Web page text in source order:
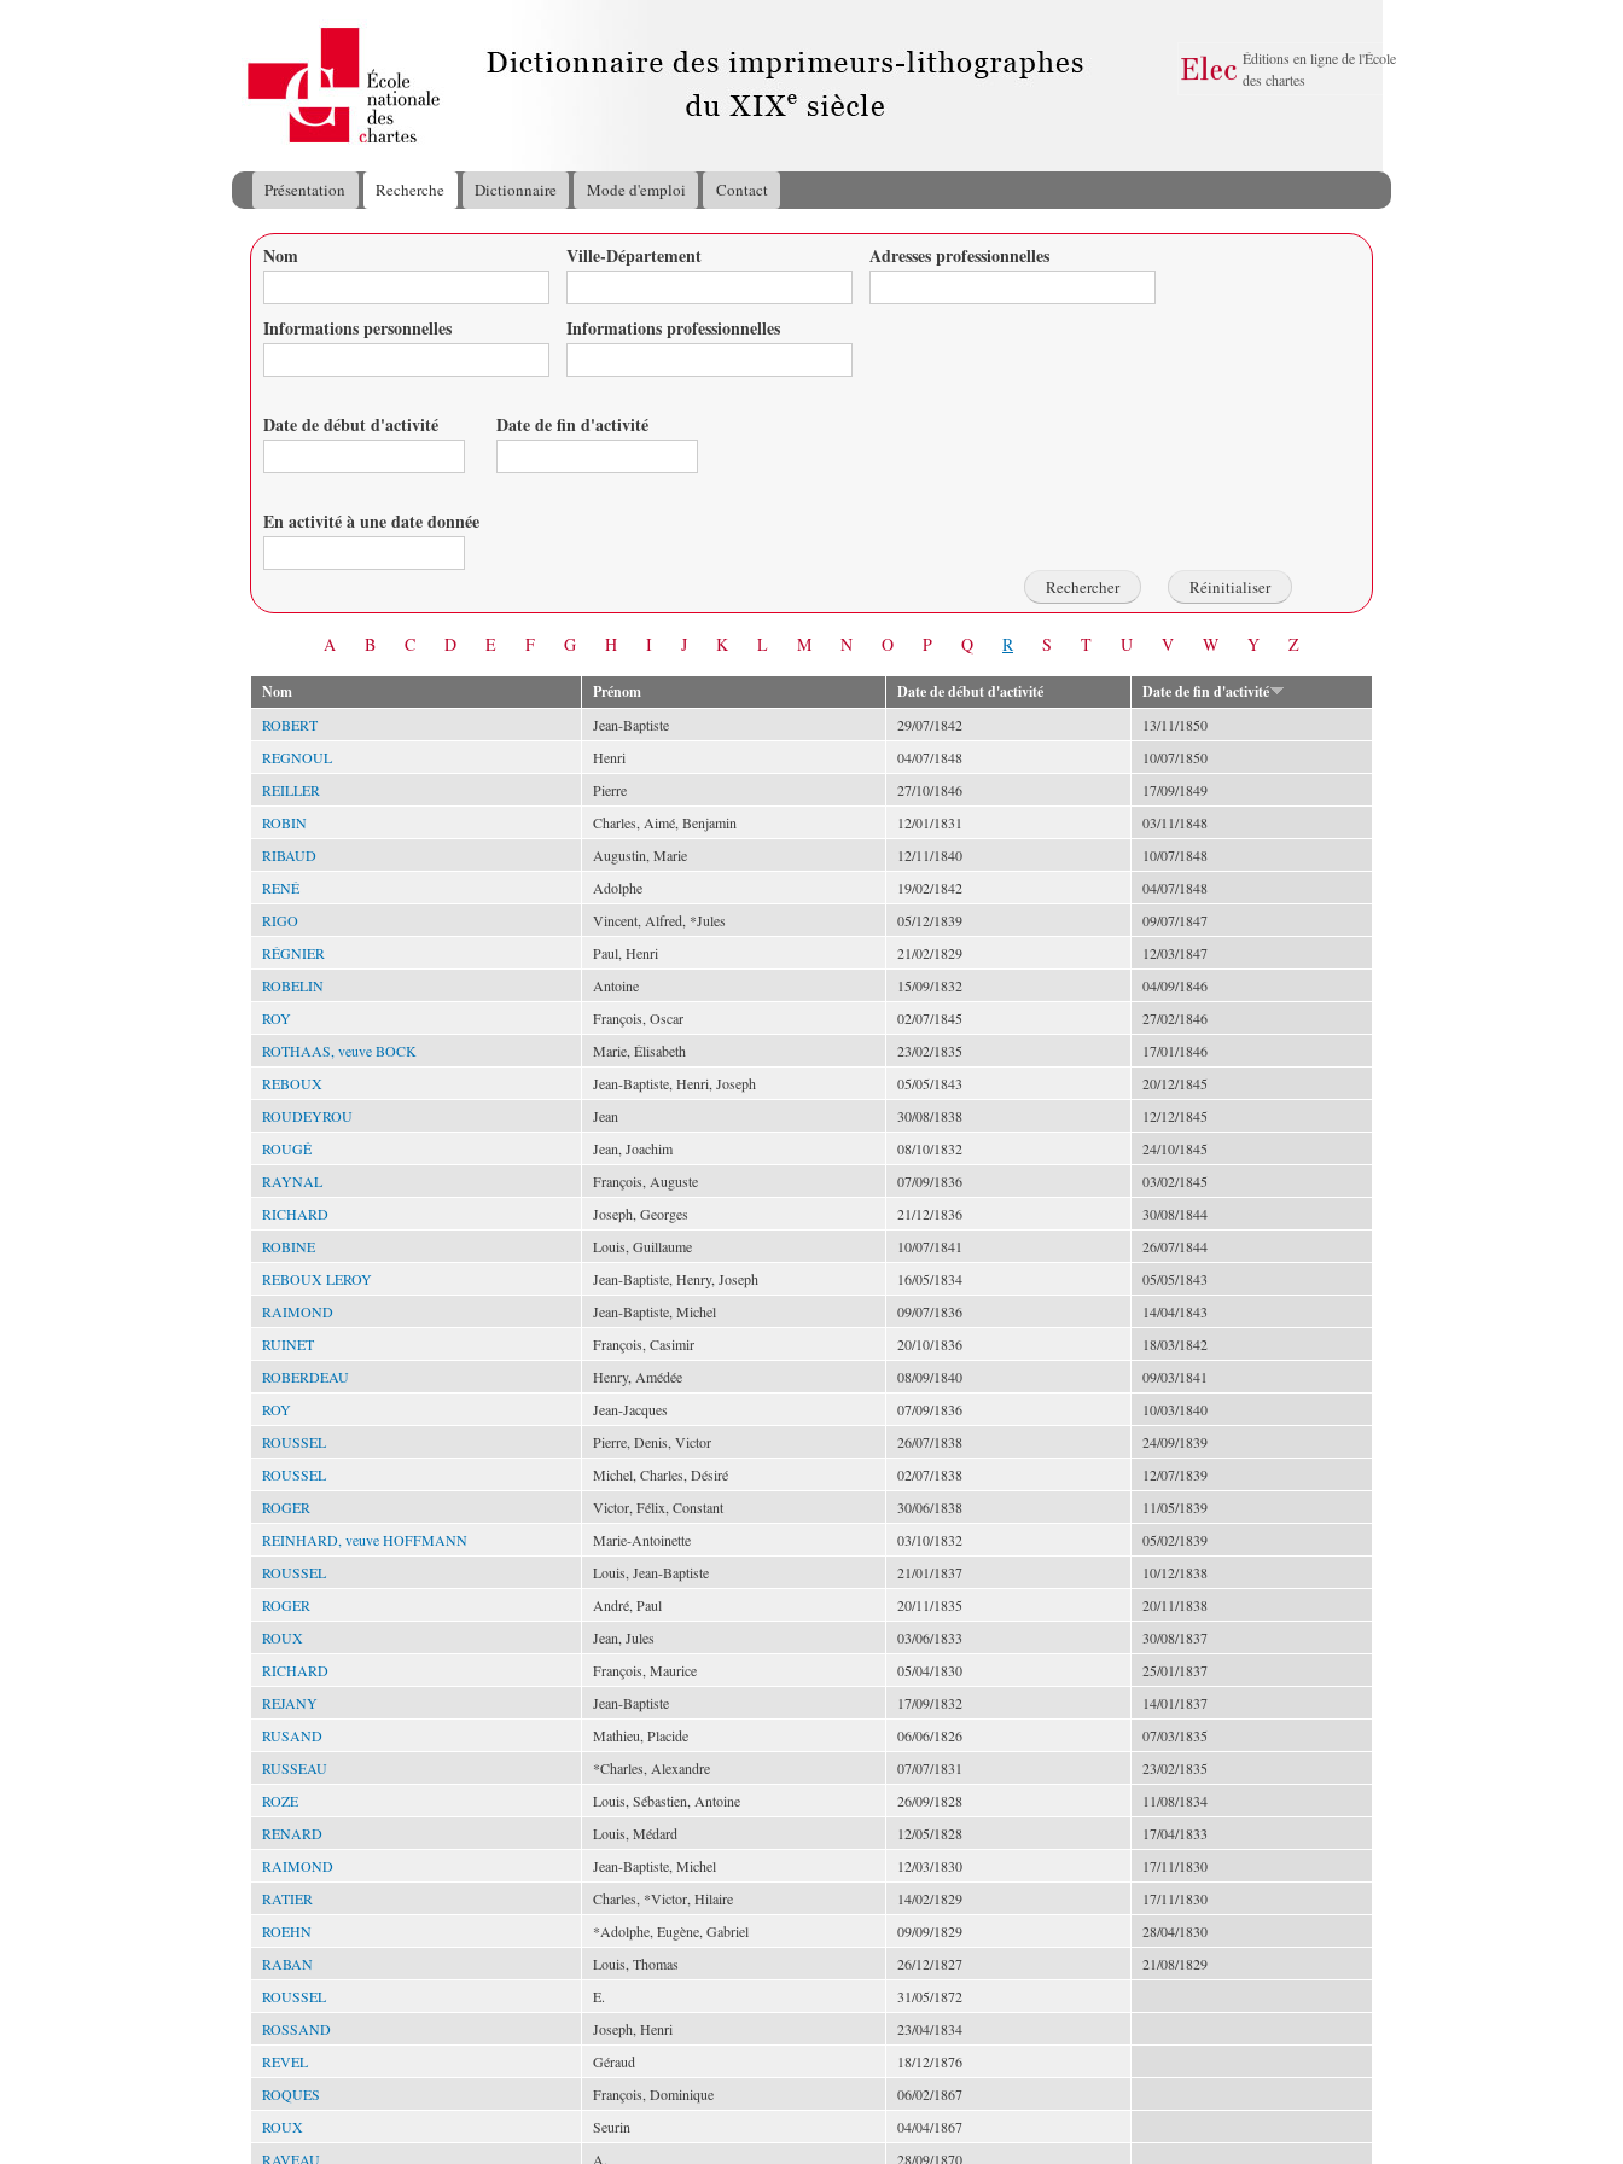
principal
Éditions en ligne de l'École
des chartes
Menu principal
Présentation Recherche Dictionnaire Mode d'emploi Contact
Vous êtes ici
Nom Ville-Département Adresses professionnelles
Informations personnelles Informations professionnelles
Date de début d'activité Date de fin d'activité
En activité à une date donnée
A B C D E F G H I J K L M N O P Q R S T U V W Y Z
Nom Prénom Date de début d'activité Date de fin d'activité
ROBERT Jean-Baptiste 29/07/1842
13/11/1850
REGNOUL
Henri 04/07/1848
10/07/1850
REILLER
Pierre 27/10/1846
17/09/1849
ROBIN
Charles, Aimé, Benjamin 12/01/1831
03/11/1848
RIBAUD
Augustin, Marie 12/11/1840
10/07/1848
RENÉ
Adolphe 19/02/1842
04/07/1848
RIGO
Vincent, Alfred, *Jules 05/12/1839
09/07/1847
RÉGNIER
Paul, Henri 21/02/1829
12/03/1847
ROBELIN
Antoine 15/09/1832
04/09/1846
ROY
François, Oscar 02/07/1845
27/02/1846
ROTHAAS, veuve BOCK
Marie, Élisabeth 23/02/1835
17/01/1846
REBOUX
Jean-Baptiste, Henri, Joseph 05/05/1843
20/12/1845
ROUDEYROU
Jean 30/08/1838
12/12/1845
ROUGÉ
Jean, Joachim 08/10/1832
24/10/1845
RAYNAL
François, Auguste 07/09/1836
03/02/1845
RICHARD
Joseph, Georges 21/12/1836
30/08/1844
ROBINE
Louis, Guillaume 10/07/1841
26/07/1844
REBOUX LEROY
Jean-Baptiste, Henry, Joseph 16/05/1834
05/05/1843
RAIMOND
Jean-Baptiste, Michel 09/07/1836
14/04/1843
RUINET
François, Casimir 20/10/1836
18/03/1842
ROBERDEAU
Henry, Amédée 08/09/1840
09/03/1841
ROY
Jean-Jacques 07/09/1836
10/03/1840
ROUSSEL
Pierre, Denis, Victor 26/07/1838
24/09/1839
ROUSSEL
Michel, Charles, Désiré 02/07/1838
12/07/1839
ROGER
Victor, Félix, Constant 30/06/1838
11/05/1839
REINHARD, veuve HOFFMANN
Marie-Antoinette 03/10/1832
05/02/1839
ROUSSEL
Louis, Jean-Baptiste 21/01/1837
10/12/1838
ROGER
André, Paul 20/11/1835
20/11/1838
ROUX
Jean, Jules 03/06/1833
30/08/1837
RICHARD
François, Maurice 05/04/1830
25/01/1837
REJANY
Jean-Baptiste 17/09/1832
14/01/1837
RUSAND
Mathieu, Placide 06/06/1826
07/03/1835
RUSSEAU
*Charles, Alexandre 07/07/1831
23/02/1835
ROZE
Louis, Sébastien, Antoine 26/09/1828
11/08/1834
RENARD
Louis, Médard 12/05/1828
17/04/1833
RAIMOND
Jean-Baptiste, Michel 12/03/1830
17/11/1830
RATIER
Charles, *Victor, Hilaire 14/02/1829
17/11/1830
ROEHN
*Adolphe, Eugène, Gabriel 09/09/1829
28/04/1830
RABAN
Louis, Thomas 26/12/1827
21/08/1829
ROUSSEL
E.
31/05/1872
ROSSAND
Joseph, Henri
23/04/1834
REVEL
Géraud
18/12/1876
ROQUES
François, Dominique
06/02/1867
ROUX
Seurin
04/04/1867
RAVEAU
A. 28/09/1870